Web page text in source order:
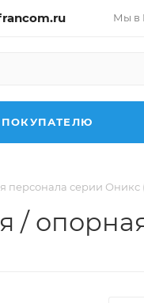
Мы в
ПОКУПАТЕЛЮ
персонала серии Оникс
/